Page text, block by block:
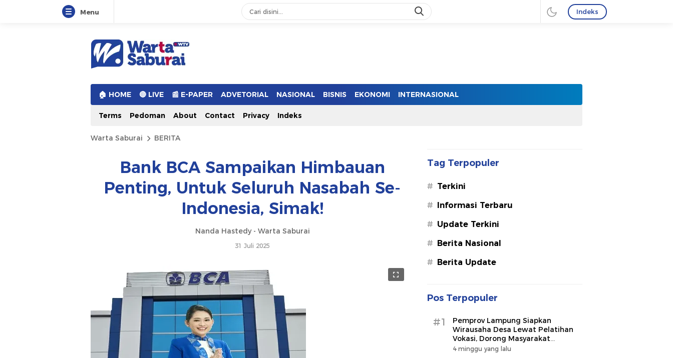
Menu Indeks
Warta Saburai
Sumber Informasi Terkini
🏠︎ HOME 🔴 LIVE 📰 E-PAPER ADVETORIAL NASIONAL BISNIS EKONOMI INTERNASIONAL
Terms Pedoman About Contact Privacy Indeks
Warta Saburai BERITA
Bank BCA Sampaikan Himbauan
Penting, Untuk Seluruh Nasabah Se-
Indonesia, Simak!
Nanda Hastedy - Warta Saburai
31 Juli 2025
Tag Terpopuler
# Terkini
# Informasi Terbaru
# Update Terkini
# Berita Nasional
# Berita Update
Pos Terpopuler
#1
Pemprov Lampung Siapkan
Wirausaha Desa Lewat Pelatihan
Vokasi, Dorong Masyarakat
Ciptakan Lapangan Kerja
4 minggu yang lalu